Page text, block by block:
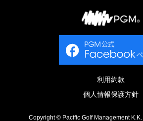
利用約款
個人情報保護方針
Copyright © Pacific Golf Management